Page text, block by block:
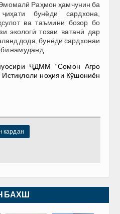
Раҳмон ҳамчунин ба
бунёди сардхона,
ва таъмини бозор бо
экологӣ тозаи ватанӣ дар
дода, бунёди сардхонаи
намуданд.
кардан
БАХШ